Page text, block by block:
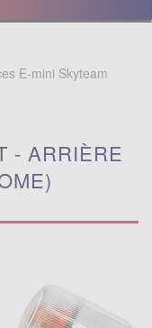
E-mini Skyteam
- ARRIÈRE